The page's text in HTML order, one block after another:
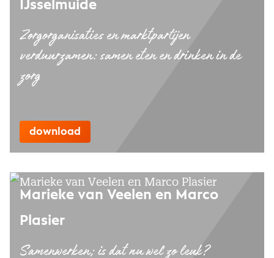
IJsselmuide
Zorgorganisaties en marktpartijen
verduurzamen: samen eten en drinken in de
zorg
download
Marieke van Veelen en Marco
Plasier
Samenwerken; is dat nu wel zo leuk?